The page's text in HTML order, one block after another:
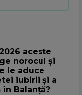
aceste
norocul și
le aduce
iubirii și a
în Balanță?